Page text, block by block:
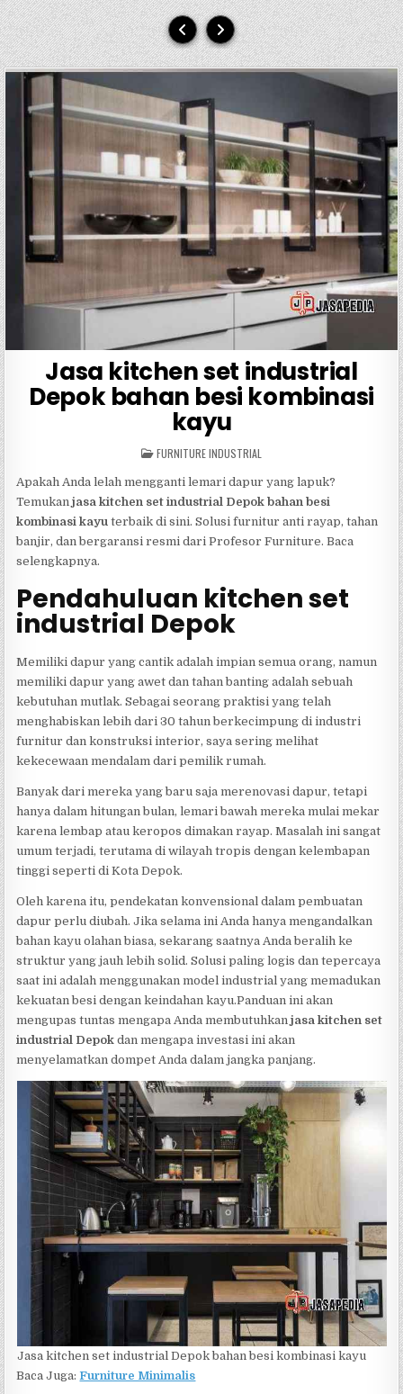
Jasa kitchen set industrial
Depok bahan besi kombinasi
kayu
POSTED
IN
FURNITURE INDUSTRIAL
Apakah Anda lelah mengganti lemari dapur yang lapuk?
Temukanjasa kitchen set industrial Depok bahan besi
kombinasi kayu terbaik di sini. Solusi furnitur anti rayap, tahan
banjir, dan bergaransi resmi dari Profesor Furniture. Baca
selengkapnya.
Pendahuluan kitchen set
industrial Depok
Memiliki dapur yang cantik adalah impian semua orang, namun
memiliki dapur yang awet dan tahan banting adalah sebuah
kebutuhan mutlak. Sebagai seorang praktisi yang telah
menghabiskan lebih dari 30 tahun berkecimpung di industri
furnitur dan konstruksi interior, saya sering melihat
kekecewaan mendalam dari pemilik rumah.
Banyak dari mereka yang baru saja merenovasi dapur, tetapi
hanya dalam hitungan bulan, lemari bawah mereka mulai mekar
karena lembap atau keropos dimakan rayap. Masalah ini sangat
umum terjadi, terutama di wilayah tropis dengan kelembapan
tinggi seperti di Kota Depok.
Oleh karena itu, pendekatan konvensional dalam pembuatan
dapur perlu diubah. Jika selama ini Anda hanya mengandalkan
bahan kayu olahan biasa, sekarang saatnya Anda beralih ke
struktur yang jauh lebih solid. Solusi paling logis dan tepercaya
saat ini adalah menggunakan model industrial yang memadukan
kekuatan besi dengan keindahan kayu.Panduan ini akan
mengupas tuntas mengapa Anda membutuhkanjasa kitchen set
industrial Depok dan mengapa investasi ini akan
menyelamatkan dompet Anda dalam jangka panjang.
Jasa kitchen set industrial Depok bahan besi kombinasi kayu
Baca Juga:Furniture Minimalis